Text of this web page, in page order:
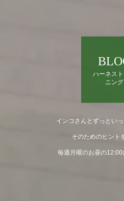
ハーネス
ニング
インコさんとずっとい
そのためのヒント
毎週月曜のお昼の